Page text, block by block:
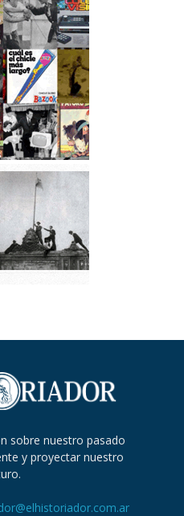
sobre nuestro pasado
y proyectar nuestro